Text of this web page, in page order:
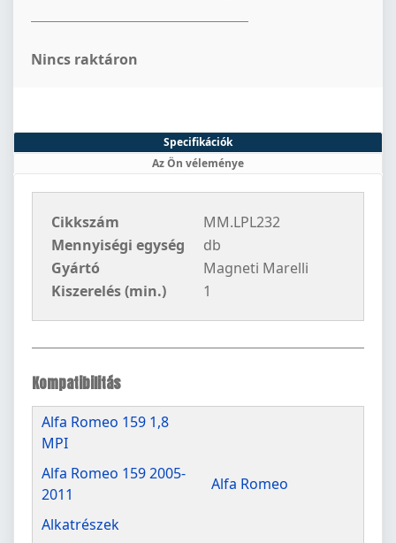
Nincs raktáron
Specifikációk
Az Ön véleménye
Cikkszám
MM.LPL232
Mennyiségi egység
db
Gyártó
Magneti Marelli
Kiszerelés (min.)
1
Kompatibilitás
Alfa Romeo 159 1,8
MPI
Alfa Romeo 159 2005-
2011
Alfa Romeo
Alkatrészek